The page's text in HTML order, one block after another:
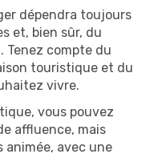
dépendra toujours
et, bien sûr, du
Tenez compte du
touristique et du
vivre.
vous pouvez
affluence, mais
animée, avec une